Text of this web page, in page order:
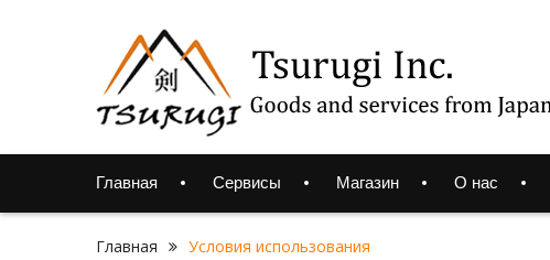
Главная Сервисы Магазин О нас
Главная Условия использования